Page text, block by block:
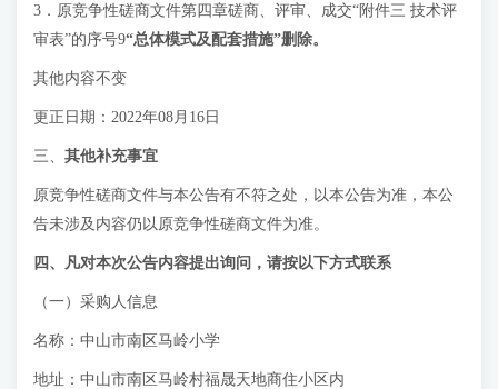
3．原竞争性磋商文件第四章磋商、评审、成交“附件三 技术评
审表”的序号9“总体模式及配套措施”删除。
其他内容不变
更正日期：2022年08月16日
三、 其他补充事宜
原竞争性磋商文件与本公告有不符之处，以本公告为准，本公
告未涉及内容仍以原竞争性磋商文件为准。
四、凡对本次公告内容提出询问，请按以下方式联系
（一）采购人信息
名称：中山市南区马岭小学
地址：中山市南区马岭村福晟天地商住小区内